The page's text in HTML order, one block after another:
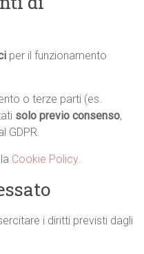
per il funzionamento
o terze parti (es.
solo previo consenso,
GDPR.
Cookie Policy.
i diritti previsti dagli